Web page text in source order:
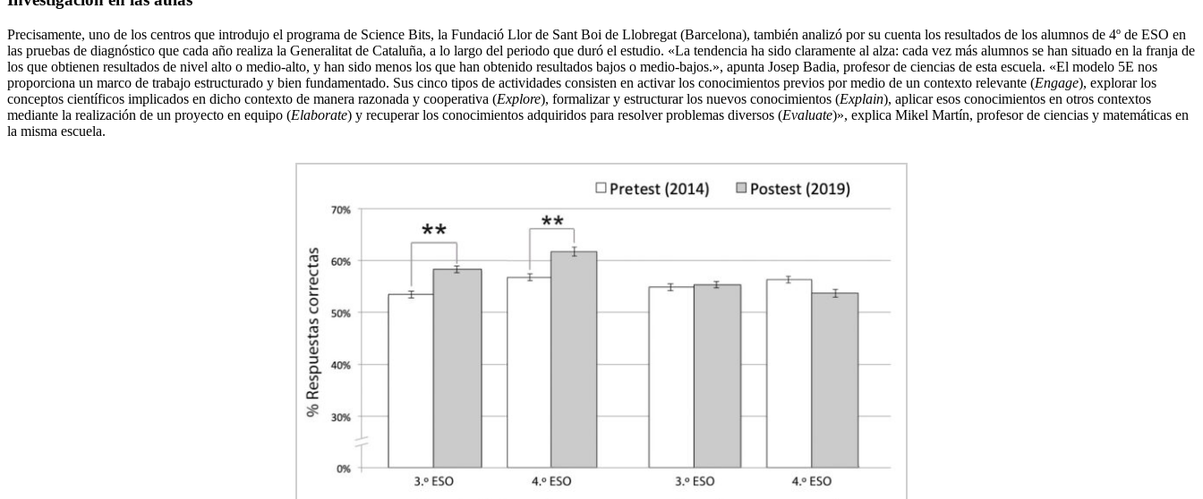
Precisamente, uno de los centros que introdujo el programa de Science Bits, la Fundació Llor de Sant Boi de Llobregat (Barcelona), también analizó por su cuenta los resultados de los alumnos de 4º de ESO en
las pruebas de diagnóstico que cada año realiza la Generalitat de Cataluña, a lo largo del periodo que duró el estudio. «La tendencia ha sido claramente al alza: cada vez más alumnos se han situado en la franja de
los que obtienen resultados de nivel alto o medio-alto, y han sido menos los que han obtenido resultados bajos o medio-bajos.», apunta Josep Badia, profesor de ciencias de esta escuela. «El modelo 5E nos
proporciona un marco de trabajo estructurado y bien fundamentado. Sus cinco tipos de actividades consisten en activar los conocimientos previos por medio de un contexto relevante (Engage), explorar los
conceptos científicos implicados en dicho contexto de manera razonada y cooperativa (Explore), formalizar y estructurar los nuevos conocimientos (Explain), aplicar esos conocimientos en otros contextos
mediante la realización de un proyecto en equipo (Elaborate) y recuperar los conocimientos adquiridos para resolver problemas diversos (Evaluate)», explica Mikel Martín, profesor de ciencias y matemáticas en
la misma escuela.